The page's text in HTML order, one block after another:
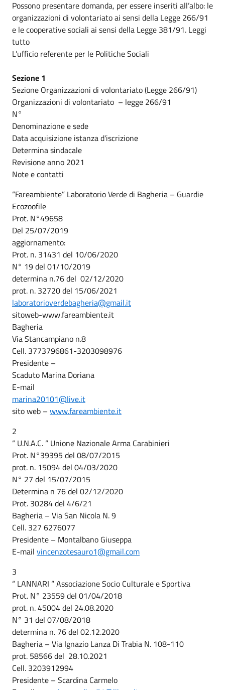
Possono presentare domanda, per essere inseriti all’albo: le
organizzazioni di volontariato ai sensi della Legge 266/91
e le cooperative sociali ai sensi della Legge 381/91. Leggi
tutto
L’ufficio referente per le Politiche Sociali
Sezione 1
Sezione Organizzazioni di volontariato (Legge 266/91)
Organizzazioni di volontariato – legge 266/91
N°
Denominazione e sede
Data acquisizione istanza d'iscrizione
Determina sindacale
Revisione anno 2021
Note e contatti
“Fareambiente” Laboratorio Verde di Bagheria – Guardie
Ecozoofile
Prot. N°49658
Del 25/07/2019
aggiornamento:
Prot. n. 31431 del 10/06/2020
N° 19 del 01/10/2019
determina n.76 del 02/12/2020
prot. n. 32720 del 15/06/2021
laboratorioverdebagheria@gmail.it
sitoweb-www.fareambiente.it
Bagheria
Via Stancampiano n.8
Cell. 3773796861-3203098976
Presidente –
Scaduto Marina Doriana
E-mail
marina20101@live.it
sito web – www.fareambiente.it
2
“ U.N.A.C. “ Unione Nazionale Arma Carabinieri
Prot. N°39395 del 08/07/2015
prot. n. 15094 del 04/03/2020
N° 27 del 15/07/2015
Determina n 76 del 02/12/2020
Prot. 30284 del 4/6/21
Bagheria – Via San Nicola N. 9
Cell. 327 6276077
Presidente – Montalbano Giuseppa
E-mail vincenzotesauro1@gmail.com
3
“ LANNARI “ Associazione Socio Culturale e Sportiva
Prot. N° 23559 del 01/04/2018
prot. n. 45004 del 24.08.2020
N° 31 del 07/08/2018
determina n. 76 del 02.12.2020
Bagheria – Via Ignazio Lanza Di Trabia N. 108-110
prot. 58566 del 28.10.2021
Cell. 3203912994
Presidente – Scardina Carmelo